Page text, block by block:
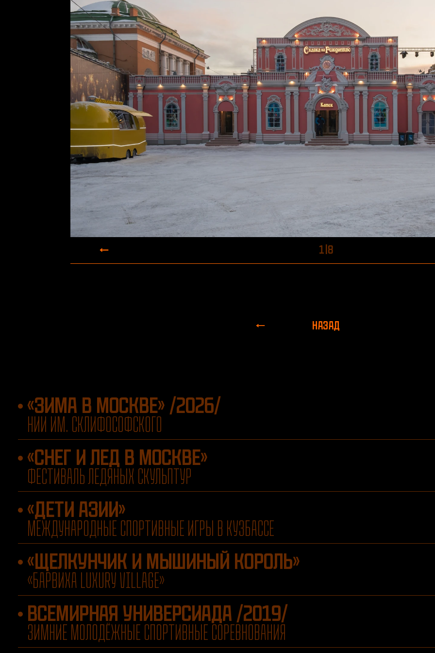
1 8
НАЗАД
«ЗИМА В МОСКВЕ» /2026/
НИИ ИМ. СКЛИФОСОФСКОГО
«СНЕГ И ЛЕД В МОСКВЕ»
ФЕСТИВАЛЬ ЛЕДЯНЫХ СКУЛЬПТУР
«ДЕТИ АЗИИ»
МЕЖДУНАРОДНЫЕ СПОРТИВНЫЕ ИГРЫ В КУЗБАССЕ
«ЩЕЛКУНЧИК И МЫШИНЫЙ КОРОЛЬ»
«БАРВИХА LUXURY VILLAGE»
ВСЕМИРНАЯ УНИВЕРСИАДА /2019/
ЗИМНИЕ МОЛОДЁЖНЫЕ СПОРТИВНЫЕ СОРЕВНОВАНИЯ